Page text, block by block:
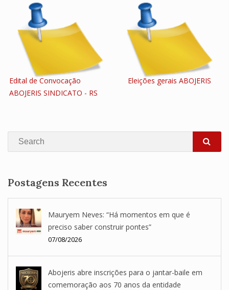
Edital de Convocação
ABOJERIS SINDICATO - RS
Eleições gerais ABOJERIS
Search
Postagens Recentes
Mauryem Neves: “Há momentos em que é
preciso saber construir pontes”
07/08/2026
Abojeris abre inscrições para o jantar-baile em
comemoração aos 70 anos da entidade